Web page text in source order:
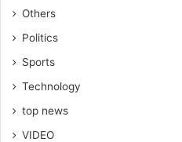
Others
Politics
Sports
Technology
top news
VIDEO